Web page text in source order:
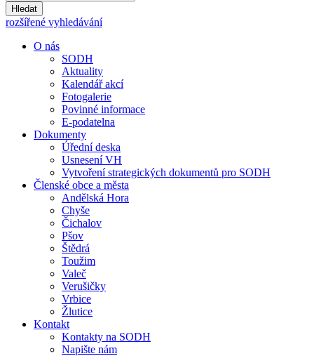
Hledat
rozšířené vyhledávání
O nás
SODH
Aktuality
Kalendář akcí
Fotogalerie
Povinné informace
E-podatelna
Dokumenty
Úřední deska
Usnesení VH
Vytvoření strategických dokumentů pro SODH
Členské obce a města
Andělská Hora
Chyše
Čichalov
Pšov
Štědrá
Toužim
Valeč
Verušičky
Vrbice
Žlutice
Kontakt
Kontakty na SODH
Napište nám